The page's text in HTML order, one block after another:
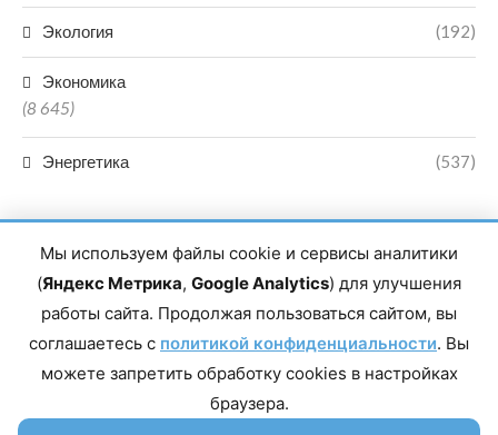
Экология (192)
Экономика
(8 645)
Энергетика (537)
Главный редактор сетевого издания Магомаев Тимур Нухович.
Контакты редакции: 8(988)-292-94-34 Почта: vestiskfo@gmail.com По
Республика Дагестан, г. Махачкала, пр-т Насрутдинова, д. 1а. Все
права защищены. Копирование и использование полных материалов
запрещено, частичное цитирование возможно только при условии
Мы используем файлы cookie и сервисы аналитики
(Яндекс Метрика, Google Analytics) для улучшения
работы сайта. Продолжая пользоваться сайтом, вы
соглашаетесь с политикой конфиденциальности. Вы
можете запретить обработку cookies в настройках
браузера.